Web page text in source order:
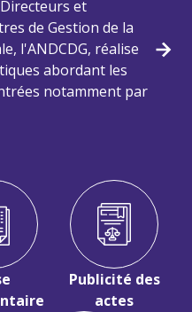
et
de Gestion de la
l'ANDCDG, réalise
abordant les
notamment par
Publicité des
actes